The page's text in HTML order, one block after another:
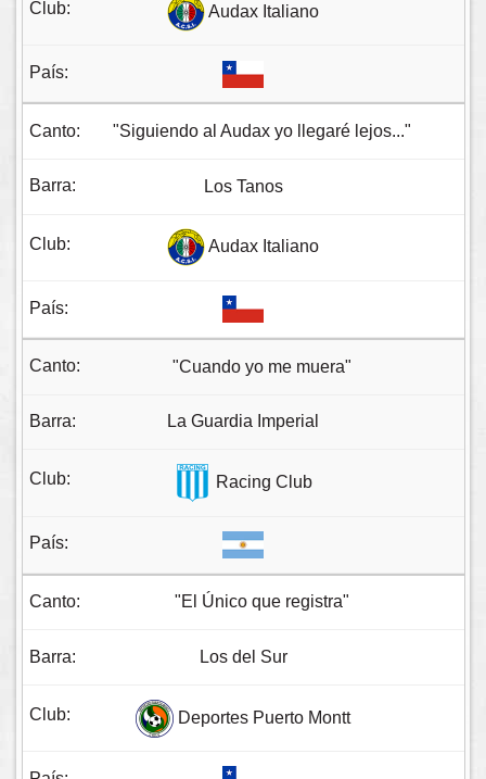
Audax Italiano
"Siguiendo al Audax yo llegaré lejos..."
Los Tanos
Audax Italiano
"Cuando yo me muera"
La Guardia Imperial
Racing Club
"El Único que registra"
Los del Sur
Deportes Puerto Montt